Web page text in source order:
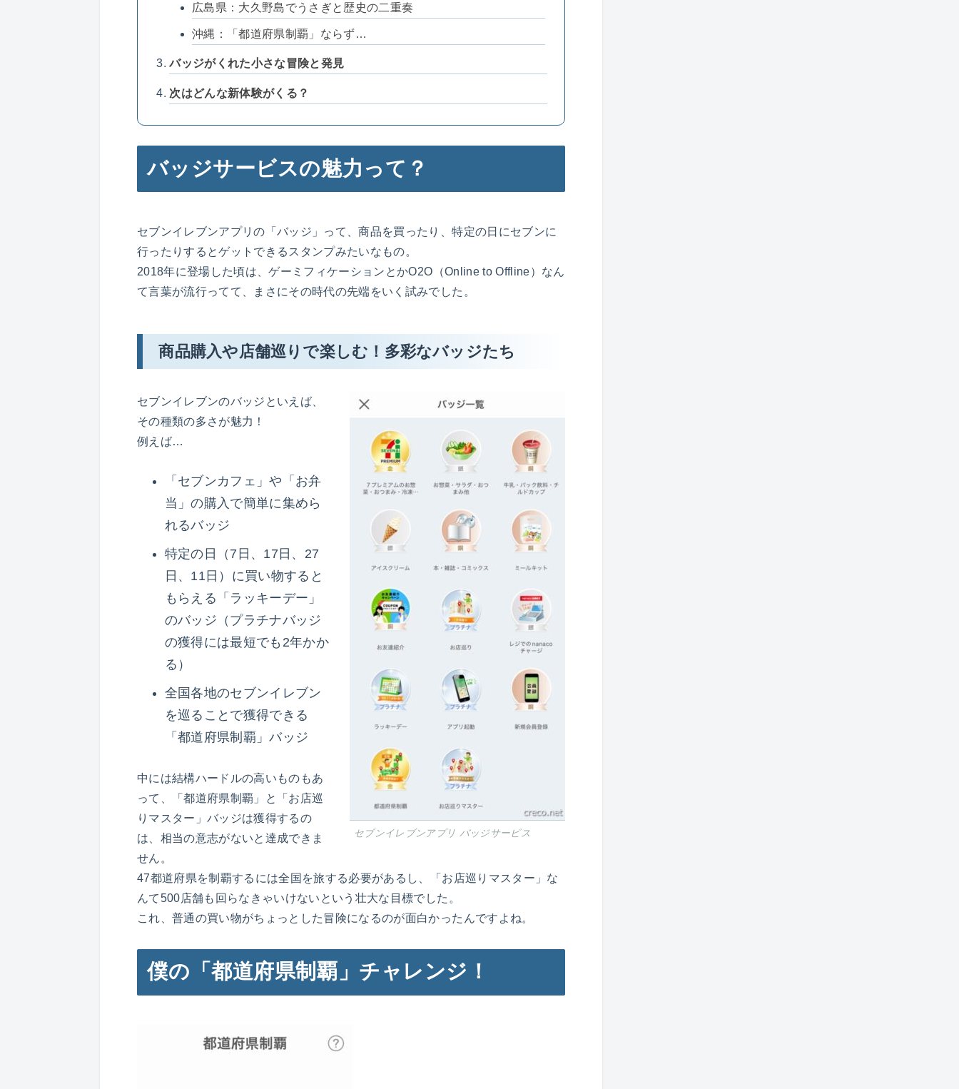
広島県：大久野島でうさぎと歴史の二重奏
沖縄：「都道府県制覇」ならず…
バッジがくれた小さな冒険と発見
次はどんな新体験がくる？
バッジサービスの魅力って？
セブンイレブンアプリの「バッジ」って、商品を買ったり、特定の日にセブンに
行ったりするとゲットできるスタンプみたいなもの。
2018年に登場した頃は、ゲーミフィケーションとかO2O（Online to Offline）なん
て言葉が流行ってて、まさにその時代の先端をいく試みでした。
商品購入や店舗巡りで楽しむ！多彩なバッジたち
セブンイレブンアプリ バッジサービス
セブンイレブンのバッジといえば、
その種類の多さが魅力！
例えば…
「セブンカフェ」や「お弁
当」の購入で簡単に集めら
れるバッジ
特定の日（7日、17日、27
日、11日）に買い物すると
もらえる「ラッキーデー」
のバッジ（プラチナバッジ
の獲得には最短でも2年かか
る）
全国各地のセブンイレブン
を巡ることで獲得できる
「都道府県制覇」バッジ
中には結構ハードルの高いものもあ
って、「都道府県制覇」と「お店巡
りマスター」バッジは獲得するの
は、相当の意志がないと達成できま
せん。
47都道府県を制覇するには全国を旅する必要があるし、「お店巡りマスター」な
んて500店舗も回らなきゃいけないという壮大な目標でした。
これ、普通の買い物がちょっとした冒険になるのが面白かったんですよね。
僕の「都道府県制覇」チャレンジ！